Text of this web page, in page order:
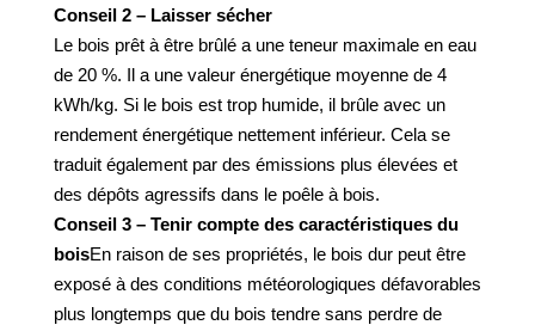
Conseil 2 – Laisser sécher
Le bois prêt à être brûlé a une teneur maximale en eau
de 20 %. Il a une valeur énergétique moyenne de 4
kWh/kg. Si le bois est trop humide, il brûle avec un
rendement énergétique nettement inférieur. Cela se
traduit également par des émissions plus élevées et
des dépôts agressifs dans le poêle à bois.
Conseil 3 – Tenir compte des caractéristiques du
boisEn raison de ses propriétés, le bois dur peut être
exposé à des conditions météorologiques défavorables
plus longtemps que du bois tendre sans perdre de